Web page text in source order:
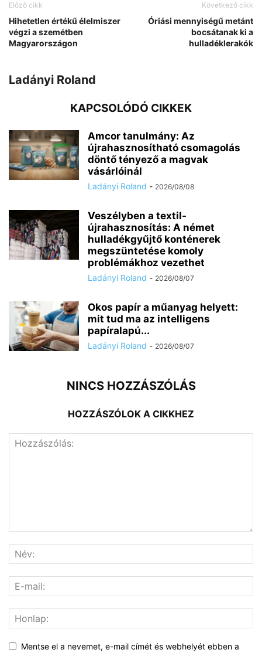
Előző cikk
Hihetetlen értékű élelmiszer
végzi a szemétben
Magyarországon
Következő cikk
Óriási mennyiségű metánt
bocsátanak ki a
hulladéklerakók
Ladányi Roland
KAPCSOLÓDÓ CIKKEK
Amcor tanulmány: Az
újrahasznosítható csomagolás
döntő tényező a magvak
vásárlóinál
Ladányi Roland - 2026/08/08
Veszélyben a textil-
újrahasznosítás: A német
hulladékgyűjtő konténerek
megszüntetése komoly
problémákhoz vezethet
Ladányi Roland - 2026/08/07
Okos papír a műanyag helyett:
mit tud ma az intelligens
papíralapú...
Ladányi Roland - 2026/08/07
NINCS HOZZÁSZÓLÁS
HOZZÁSZÓLOK A CIKKHEZ
Mentse el a nevemet, e-mail címét és webhelyét ebben a